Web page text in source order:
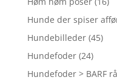
Hunde der spiser
Hundebilleder (45)
Hundefoder (24)
Hundefoder > BARF